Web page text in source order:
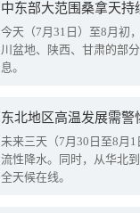
中东部大范围桑拿天
今天（7月31日）至8月初
川盆地、陕西、甘肃的部
息。
东北地区高温发展需
未来三天（7月30日至8月
流性降水。同时，从华北
全天候在线。